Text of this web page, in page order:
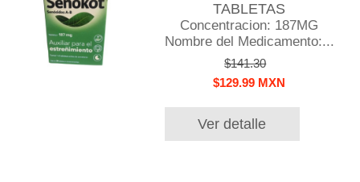
TABLETAS
Concentracion: 187MG
Nombre del Medicamento:...
$141.30
$129.99 MXN
Ver detalle